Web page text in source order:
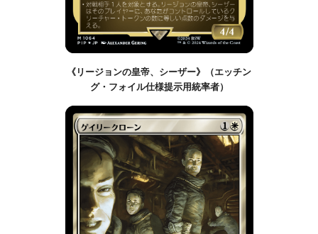
《リージョンの皇帝、シーザー》（エッチン
グ・フォイル仕様提示用統率者）